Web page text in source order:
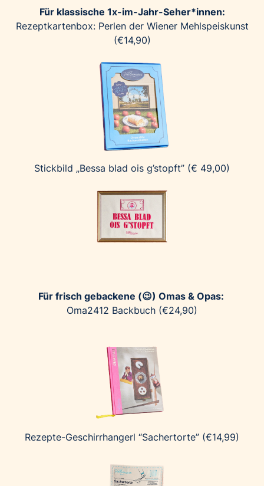
Für klassische 1x-im-Jahr-Seher*innen:
Rezeptkartenbox: Perlen der Wiener Mehlspeiskunst
(€14,90)
Stickbild „Bessa blad ois g’stopft” (€ 49,00)
Für frisch gebackene (😉) Omas & Opas:
Oma2412 Backbuch (€24,90)
Rezepte-Geschirrhangerl “Sachertorte” (€14,99)